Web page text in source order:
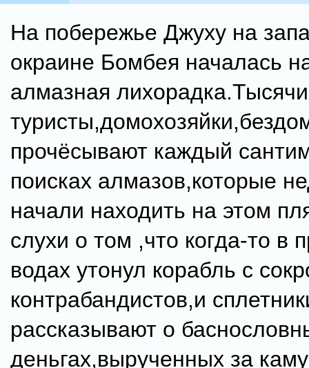
На побережье Джуху на
окраине Бомбея началась
алмазная
прочёсывают каждый
поисках алмазов,которые
начали находить на этом
слухи о том ,что когда-то в
водах утонул корабль с
контрабандистов,и
рассказывают о
деньгах,вырученных за